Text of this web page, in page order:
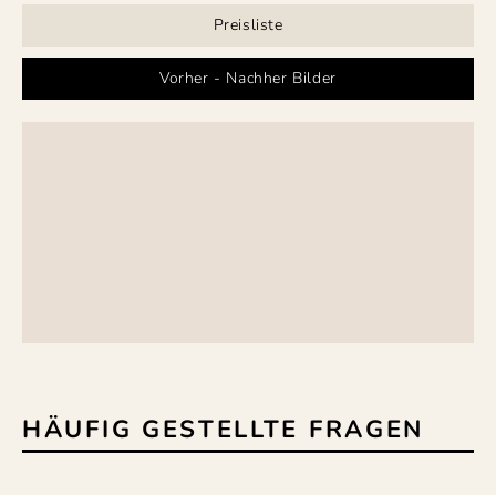
Preisliste
Vorher - Nachher Bilder
HÄUFIG GESTELLTE FRAGEN